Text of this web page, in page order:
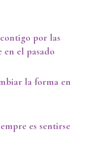
por las
en el pasado
la forma en
es sentirse